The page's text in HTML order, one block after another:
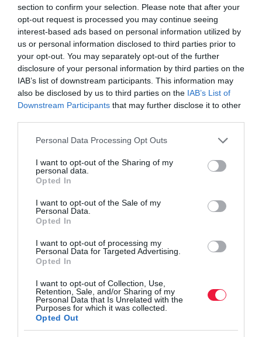
section to confirm your selection. Please note that after your
opt-out request is processed you may continue seeing
interest-based ads based on personal information utilized by
us or personal information disclosed to third parties prior to
your opt-out. You may separately opt-out of the further
disclosure of your personal information by third parties on the
IAB’s list of downstream participants. This information may
also be disclosed by us to third parties on the IAB’s List of
Downstream Participants that may further disclose it to other
Please note that this website/app uses one or more Google
not limited to your visit or usage behaviour. You may click to
grant or deny consent to Google and its third-party tags to
use your data for below specified purposes in below Google
consent section.
Personal Data Processing Opt Outs
I want to opt-out of the Sharing of my
personal data.
Opted In
I want to opt-out of the Sale of my
Personal Data.
Opted In
I want to opt-out of processing my
Personal Data for Targeted Advertising.
Opted In
I want to opt-out of Collection, Use,
Retention, Sale, and/or Sharing of my
Personal Data that Is Unrelated with the
Purposes for which it was collected.
Opted Out
Jön a nagy fordulat az időjárásban
Napos, meleg idővel indul a hét, majd a hét közepén hidegfront
érkezik záporokkal, zivatarokkal, a front mögött pedig visszaesik
a hőmérséklet és a hétvégén már 30 Celsius-fok alatt alakulnak